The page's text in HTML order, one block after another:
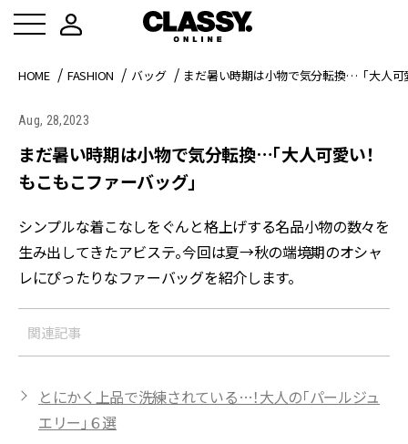
HOME FASHION バッグ まだ暑い時期は小物で気分転換…「大人
Aug, 28,2023
まだ暑い時期は小物で気分転換…「大人可愛い！
もこもこファーバッグ」
シンプルな着こなしをぐんと格上げする名品小物の数々を
生み出してきたアビステ。今回は夏→秋の端境期のオシャ
レにぴったりなファーバッグを紹介します。
関連記事
とにかく上品で洗練されている…！大人の「パールジュ
エリー」６選